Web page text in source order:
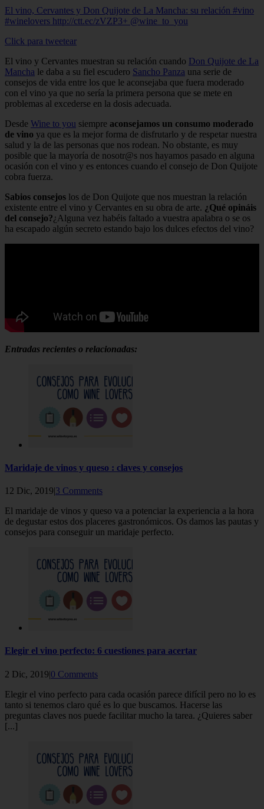
El vino, Cervantes y Don Quijote de La Mancha: su relación #vino
#winelovers http://ctt.ec/zVZP3+ @wine_to_you
Click para tweetear
El vino y Cervantes muestran su relación cuando Don Quijote de La
Mancha le daba a su fiel escudero Sancho Panza una serie de
consejos de vida entre los que le aconsejaba que fuera moderado
con el vino ya que no sería la primera persona que se mete en
problemas al excederse en la dosis adecuada.
Desde Wine to you siempre aconsejamos un consumo moderado
de vino ya que es la mejor forma de disfrutarlo y de respetar nuestra
salud y la de las personas que nos rodean. No obstante, es muy
posible que la mayoría de nosotr@s nos hayamos pasado en alguna
ocasión con el vino y es entonces cuando el consejo de Don Quijote
cobra fuerza.
Sabios consejos los de Don Quijote que nos muestran la relación
existente entre el vino y Cervantes en su obra de arte. ¿Qué opináis
del consejo?¿Alguna vez habéis faltado a vuestra apalabra o se os
ha escapado algún secreto estando bajo los dulces efectos del vino?
Entradas recientes o relacionadas:
Maridaje de vinos y queso : claves y consejos
12 Dic, 2019|3 Comments
El maridaje de vinos y queso va a potenciar la experiencia a la hora
de degustar estos dos placeres gastronómicos. Os damos las pautas y
consejos para conseguir un maridaje perfecto.
Elegir el vino perfecto: 6 cuestiones para acertar
2 Dic, 2019|0 Comments
Elegir el vino perfecto para cada ocasión parece difícil pero no lo es
tanto si tenemos claro qué es lo que buscamos. Hacerse las
preguntas claves nos puede facilitar mucho la tarea. ¿Quieres saber
[...]